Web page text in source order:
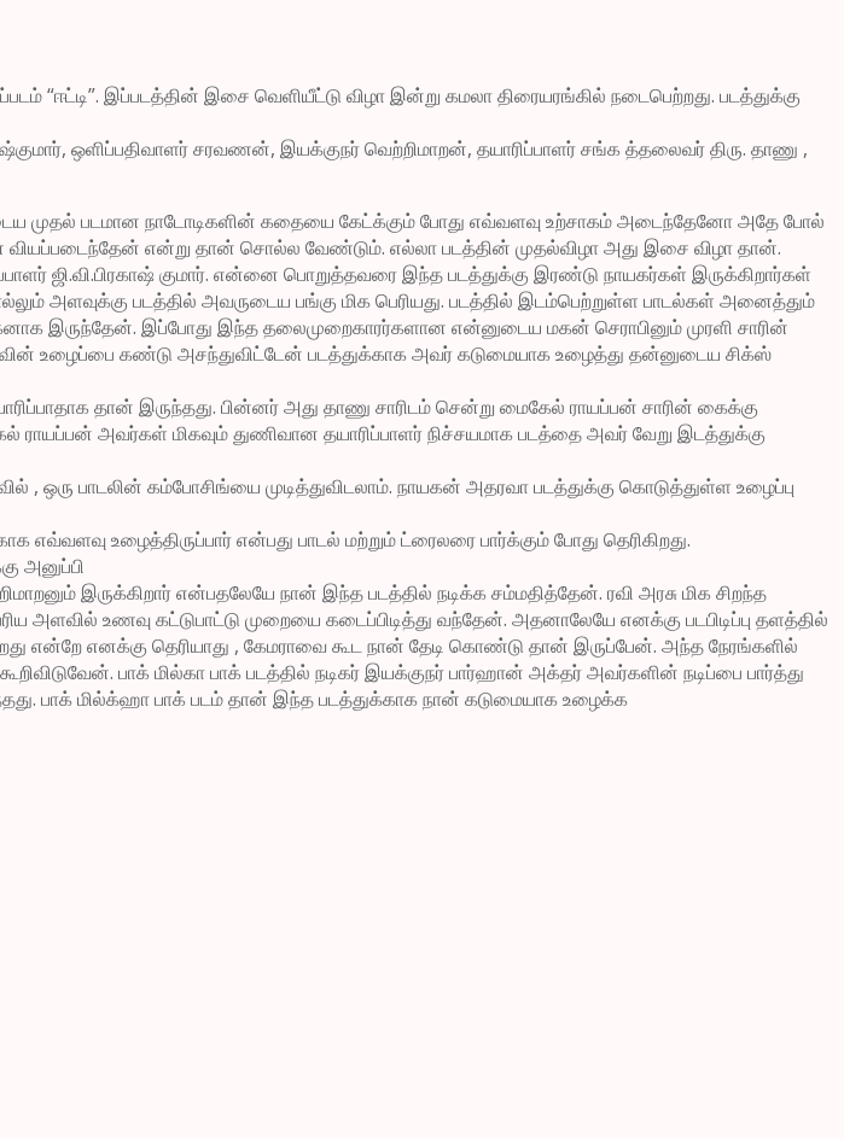
“ஈட்டி”. இப்படத்தின் இசை வெளியீட்டு விழா இன்று கமலா திரையரங்கில் நடைபெற்றது. படத்துக்கு
ஒளிப்பதிவாளர் சரவணன், இயக்குநர் வெற்றிமாறன், தயாரிப்பாளர் சங்க த்தலைவர் திரு. தாணு ,
முதல் படமான நாடோடிகளின் கதையை கேட்க்கும் போது எவ்வளவு உற்சாகம் அடைந்தேனோ அதே போல்
என்று தான் சொல்ல வேண்டும். எல்லா படத்தின் முதல்விழா அது இசை விழா தான்.
ஜி.வி.பிரகாஷ் குமார். என்னை பொறுத்தவரை இந்த படத்துக்கு இரண்டு நாயகர்கள் இருக்கிறார்கள்
அளவுக்கு படத்தில் அவருடைய பங்கு மிக பெரியது. படத்தில் இடம்பெற்றுள்ள பாடல்கள் அனைத்தும்
இருந்தேன். இப்போது இந்த தலைமுறைகாரர்களான என்னுடைய மகன் செராபினும் முரளி சாரின்
உழைப்பை கண்டு அசந்துவிட்டேன் படத்துக்காக அவர் கடுமையாக உழைத்து தன்னுடைய சிக்ஸ்
தான் இருந்தது. பின்னர் அது தாணு சாரிடம் சென்று மைகேல் ராயப்பன் சாரின் கைக்கு
ராயப்பன் அவர்கள் மிகவும் துணிவான தயாரிப்பாளர் நிச்சயமாக படத்தை அவர் வேறு இடத்துக்கு
, ஒரு பாடலின் கம்போசிங்யை முடித்துவிடலாம். நாயகன் அதரவா படத்துக்கு கொடுத்துள்ள உழைப்பு
உழைத்திருப்பார் என்பது பாடல் மற்றும் ட்ரைலரை பார்க்கும் போது தெரிகிறது.
அனுப்பி
இருக்கிறார் என்பதலேயே நான் இந்த படத்தில் நடிக்க சம்மதித்தேன். ரவி அரசு மிக சிறந்த
அளவில் உணவு கட்டுபாட்டு முறையை கடைப்பிடித்து வந்தேன். அதனாலேயே எனக்கு படபிடிப்பு தளத்தில்
என்றே எனக்கு தெரியாது , கேமராவை கூட நான் தேடி கொண்டு தான் இருப்பேன். அந்த நேரங்களில்
பாக் மில்கா பாக் படத்தில் நடிகர் இயக்குநர் பார்ஹான் அக்தர் அவர்களின் நடிப்பை பார்த்து
பாக் மில்க்ஹா பாக் படம் தான் இந்த படத்துக்காக நான் கடுமையாக உழைக்க